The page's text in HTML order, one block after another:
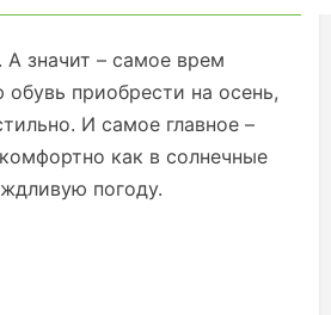
значит – самое врем
обувь приобрести на осень,
И самое главное –
как в солнечные
погоду.